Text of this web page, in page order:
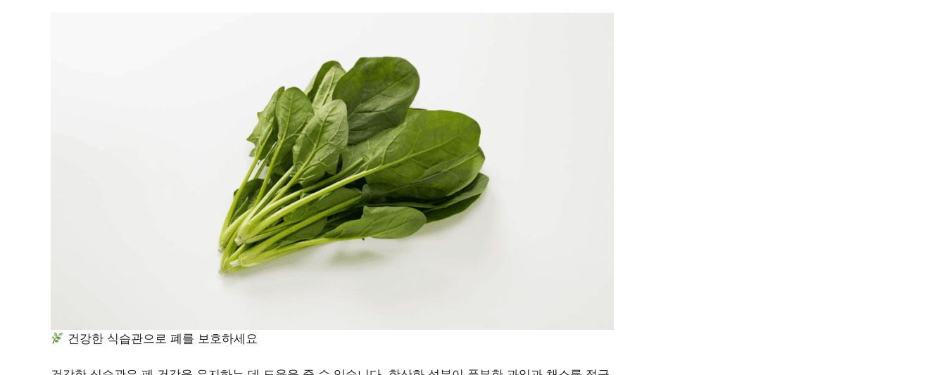
건강한 식습관으로 폐를 보호하세요